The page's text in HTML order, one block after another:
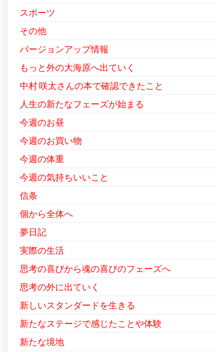
スポーツ
その他
バージョンアップ情報
もっと外の大海原へ出ていく
中村 咲太さんの本で確認できたこと
人生の新たなフェーズが始まる
今週のお昼
今週のお買い物
今週の体重
今週の気持ちいいこと
信条
個から全体へ
夢日記
実際の生活
思考の喜びから魂の喜びのフェーズへ
思考の外に出ていく
新しいスタンダードを生きる
新たなステージで感じたことや体験
新たな境地